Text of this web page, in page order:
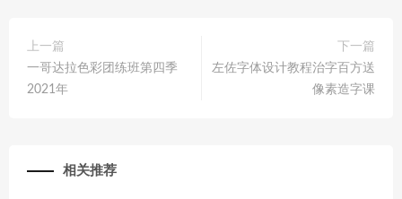
上一篇
一哥达拉色彩团练班第四季
2021年
下一篇
左佐字体设计教程治字百方送
像素造字课
相关推荐